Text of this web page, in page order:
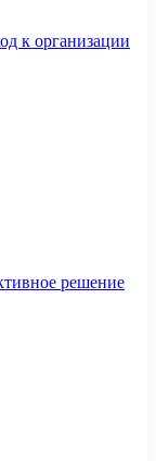
к организации
решение